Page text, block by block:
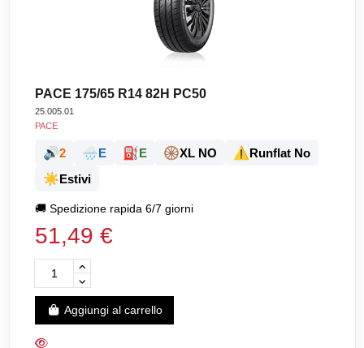
PACE 175/65 R14 82H PC50
25.005.01
PACE
🔊2 🌧️E ⛽E 🛞XL NO ⚠️Runflat No
☀️Estivi
🚚Spedizione rapida 6/7 giorni
51,49 €
Aggiungi al carrello